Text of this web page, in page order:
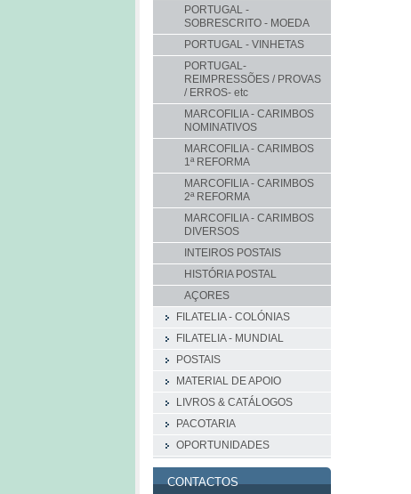
PORTUGAL -
SOBRESCRITO - MOEDA
PORTUGAL - VINHETAS
PORTUGAL-
REIMPRESSÕES / PROVAS
/ ERROS- etc
MARCOFILIA - CARIMBOS
NOMINATIVOS
MARCOFILIA - CARIMBOS
1ª REFORMA
MARCOFILIA - CARIMBOS
2ª REFORMA
MARCOFILIA - CARIMBOS
DIVERSOS
INTEIROS POSTAIS
HISTÓRIA POSTAL
AÇORES
FILATELIA - COLÓNIAS
FILATELIA - MUNDIAL
POSTAIS
MATERIAL DE APOIO
LIVROS & CATÁLOGOS
PACOTARIA
OPORTUNIDADES
CONTACTOS